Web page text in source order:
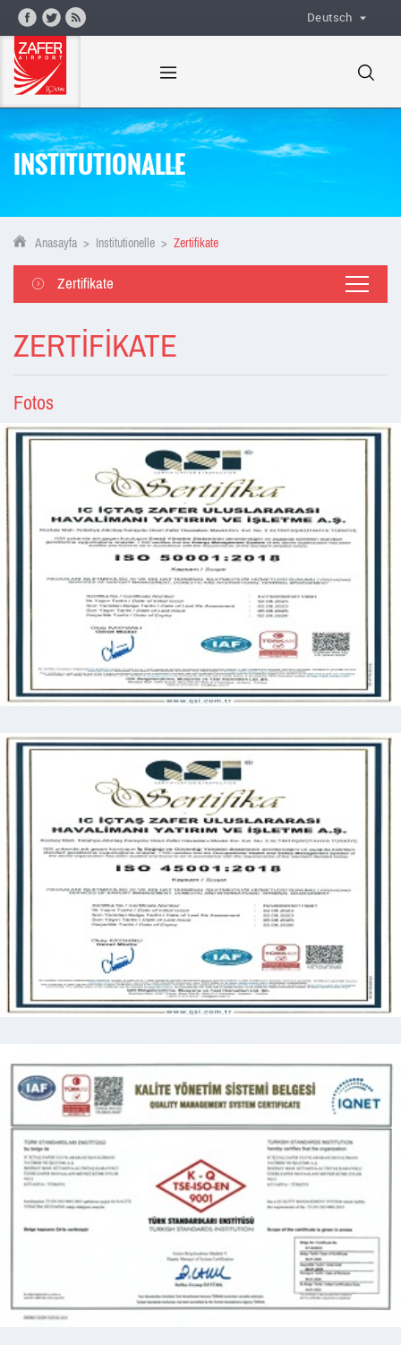
Deutsch
INSTITUTIONALLE
Anasayfa > Institutionelle > Zertifikate
Zertifikate
ZERTİFİKATE
Fotos